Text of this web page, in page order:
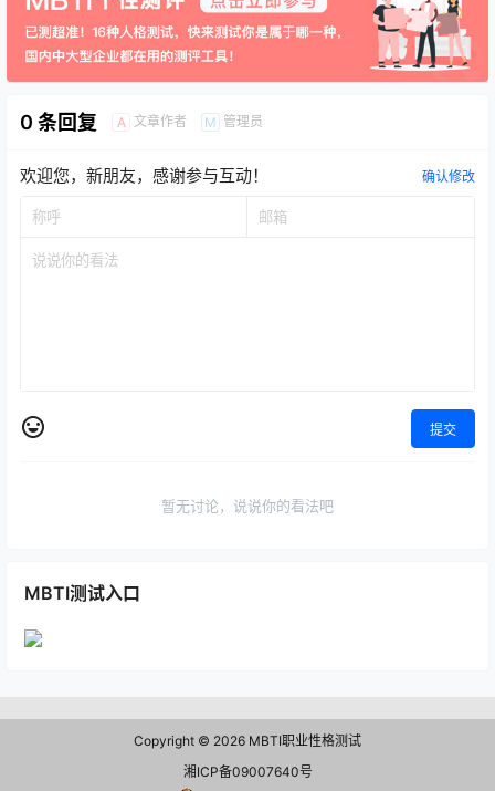
0 条回复 A 文章作者 M 管理员
欢迎您，新朋友，感谢参与互动！ 确认修改
提交
暂无讨论，说说你的看法吧
MBTI测试入口
Copyright © 2026 MBTI职业性格测试
湘ICP备09007640号